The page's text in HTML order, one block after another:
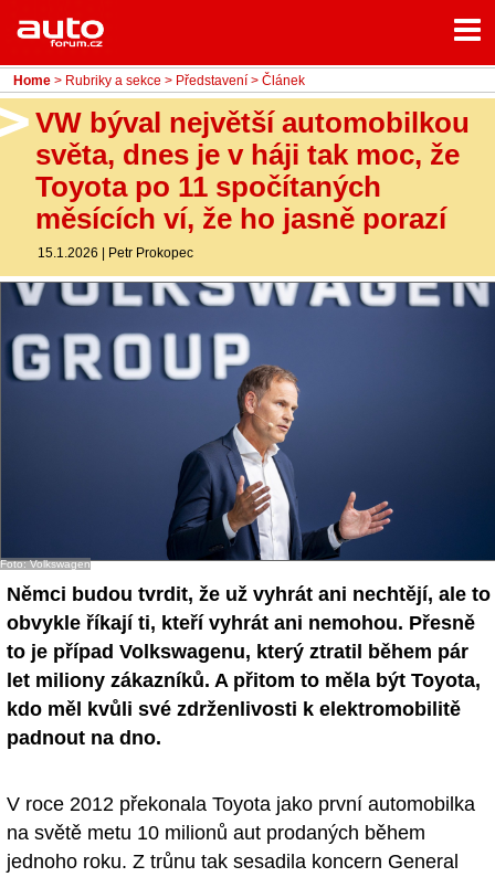
Home
Rubriky
- Testy aut
- Jízdní dojmy a další testy
- Bleskovky
- Představení
- Fascinace a historie
- Život řidiče
Diskuzní fórum
Sledujte nás!
Home > Rubriky a sekce > Představení > Článek
VW býval největší automobilkou
světa, dnes je v háji tak moc, že
Toyota po 11 spočítaných
měsících ví, že ho jasně porazí
15.1.2026 | Petr Prokopec
Foto: Volkswagen
Němci budou tvrdit, že už vyhrát ani nechtějí, ale to
obvykle říkají ti, kteří vyhrát ani nemohou. Přesně
to je případ Volkswagenu, který ztratil během pár
let miliony zákazníků. A přitom to měla být Toyota,
kdo měl kvůli své zdrženlivosti k elektromobilitě
padnout na dno.
V roce 2012 překonala Toyota jako první automobilka
na světě metu 10 milionů aut prodaných během
jednoho roku. Z trůnu tak sesadila koncern General